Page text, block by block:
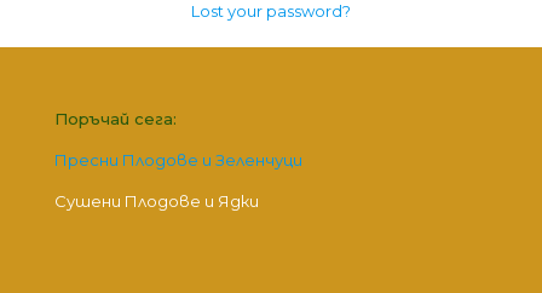
Lost your password?
Поръчай сега:
Пресни Плодове и Зеленчуци
Сушени Плодове и Ядки